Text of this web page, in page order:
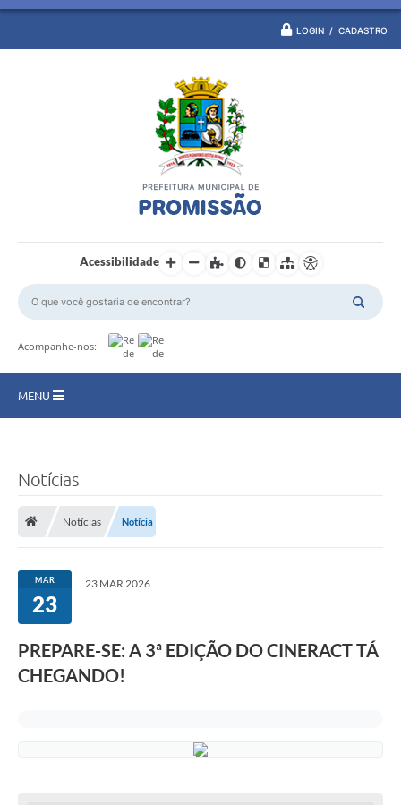
LOGIN / CADASTRO
Acessibilidade
Acompanhe-nos:
MENU
Turismo
Ouvidoria
Balcão de Empregos
Editais
Notícias
Notícias Notícia
MAR
23
23 MAR 2026
PREPARE-SE: A 3ª EDIÇÃO DO CINERACT TÁ
CHEGANDO!